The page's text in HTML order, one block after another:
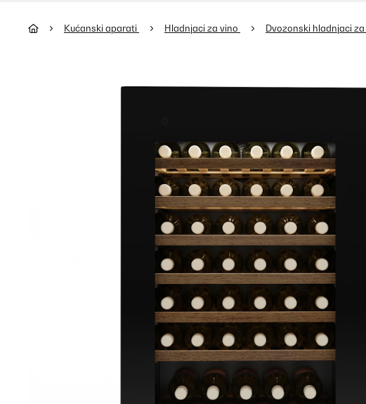
Kućanski aparati Hladnjaci za vino Dvozonski hladnjaci